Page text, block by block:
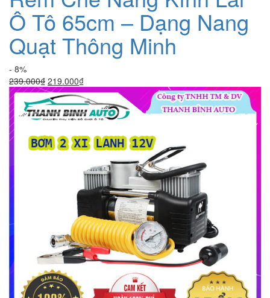
Ô Tô 65cm – Dạng Nang
Quạt Thông Minh
- 8%
239.000₫ Giá
gốc
là:
239.000₫.
219.000₫Giá
hiện
tại
là: